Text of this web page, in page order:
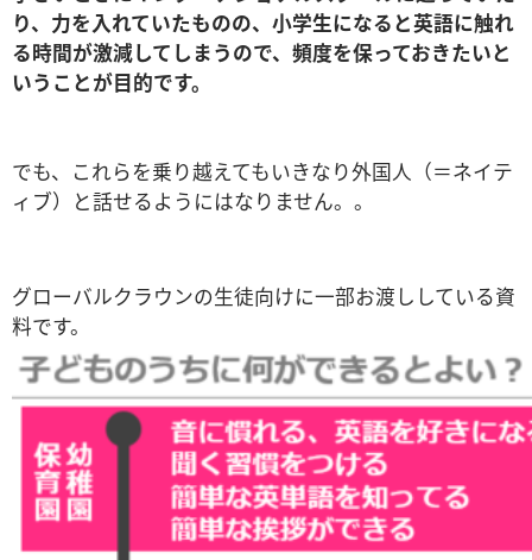
り、力を入れていたものの、小学生になると英語に触れ
る時間が激減してしまうので、頻度を保っておきたいと
いうことが目的です。
でも、これらを乗り越えてもいきなり外国人（＝ネイテ
ィブ）と話せるようにはなりません。。
グローバルクラウンの生徒向けに一部お渡ししている資
料です。